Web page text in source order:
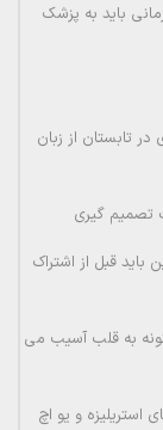
باید به پزشک
تابستان از زبان
تصمیم گیری
قبل از اشتراک
به قلب آسیب می
و یو اچ